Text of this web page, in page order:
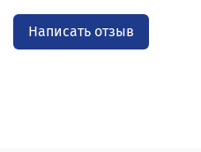
Написать отзыв